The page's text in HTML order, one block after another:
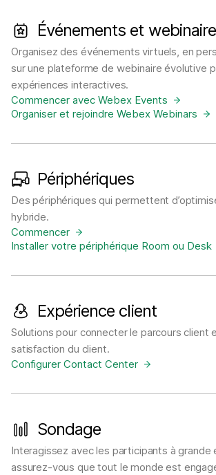
Événements et
Organisez des événements virtuels, en
sur une plateforme de webinaire évolutive
expériences interactives.
Commencer avec Webex Events
Organiser et rejoindre Webex Webinars
Périphériques
Des périphériques qui permettent
hybride.
Commencer
Installer votre périphérique Room ou Desk
Expérience client
Solutions pour connecter le parcours client
satisfaction du client.
Configurer Contact Center
Sondage
Interagissez avec les participants à grande
assurez-vous que tout le monde est